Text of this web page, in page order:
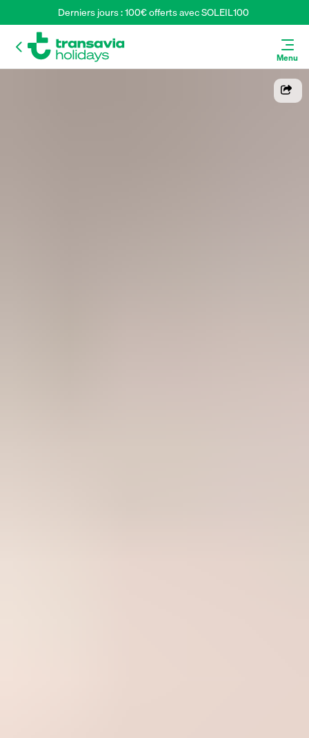
Derniers jours : 100€ offerts avec SOLEIL100
Menu